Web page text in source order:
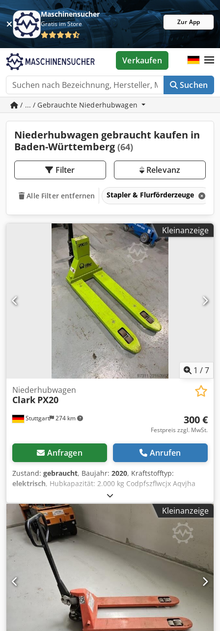
Maschinensucher
Gratis im Store Zur App
Suchen
Verkaufen
/ ... / Gebrauchte Niederhubwagen
Niederhubwagen gebraucht kaufen in
Baden-Württemberg (64)
Filter Relevanz
Alle Filter entfernen Stapler & Flurförderzeuge
Kleinanzeige
1 /7
Stuttgart 274 km
Niederhubwagen
Clark PX20
300 €
Festpreis zzgl. MwSt.
Anfragen Anrufen
Zustand: gebraucht, Baujahr: 2020, Kraftstofftyp:
elektrisch, Hubkapazität: 2.000 kg Codpfszflwcjx Aqvjha
Wenden Sie sich an Gebrauchtgeräte Center, um weitere
Informationen zu erhalten. DE01
Kleinanzeige